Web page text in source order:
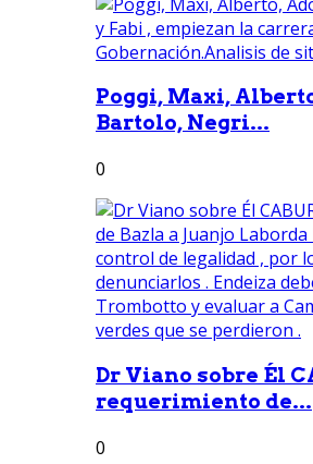
Poggi, Maxi,
Bartolo, Negri...
0
Dr Viano sobre Él
requerimiento de...
0